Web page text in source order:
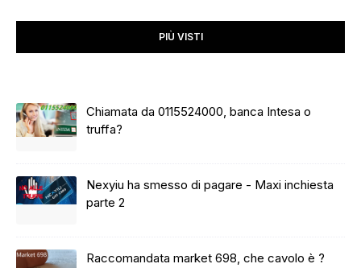
PIÙ VISTI
Chiamata da 0115524000, banca Intesa o
truffa?
Nexyiu ha smesso di pagare - Maxi inchiesta
parte 2
Raccomandata market 698, che cavolo è ?